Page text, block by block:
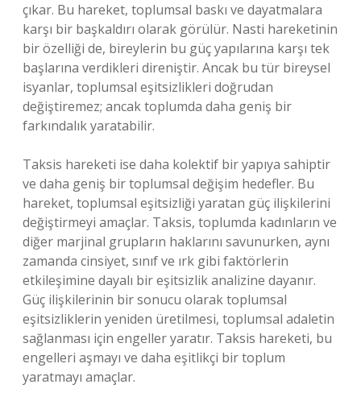
çıkar. Bu hareket, toplumsal baskı ve dayatmalara
karşı bir başkaldırı olarak görülür. Nasti hareketinin
bir özelliği de, bireylerin bu güç yapılarına karşı tek
başlarına verdikleri direniştir. Ancak bu tür bireysel
isyanlar, toplumsal eşitsizlikleri doğrudan
değiştiremez; ancak toplumda daha geniş bir
farkındalık yaratabilir.
Taksis hareketi ise daha kolektif bir yapıya sahiptir
ve daha geniş bir toplumsal değişim hedefler. Bu
hareket, toplumsal eşitsizliği yaratan güç ilişkilerini
değiştirmeyi amaçlar. Taksis, toplumda kadınların ve
diğer marjinal grupların haklarını savunurken, aynı
zamanda cinsiyet, sınıf ve ırk gibi faktörlerin
etkileşimine dayalı bir eşitsizlik analizine dayanır.
Güç ilişkilerinin bir sonucu olarak toplumsal
eşitsizliklerin yeniden üretilmesi, toplumsal adaletin
sağlanması için engeller yaratır. Taksis hareketi, bu
engelleri aşmayı ve daha eşitlikçi bir toplum
yaratmayı amaçlar.